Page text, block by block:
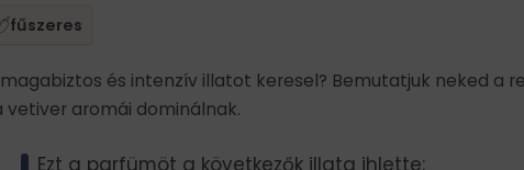
fűszeres
magabiztos és intenzív illatot keresel? Bemutatjuk neked a
vetiver aromái dominálnak.